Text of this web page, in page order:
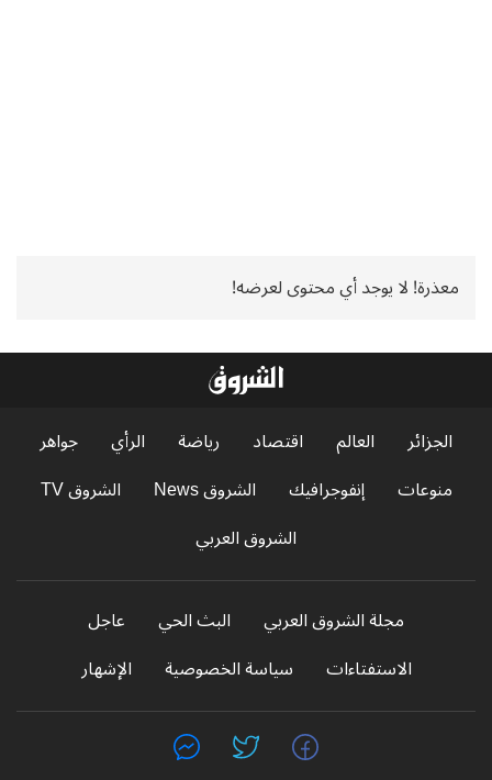
معذرة! لا يوجد أي محتوى لعرضه!
الجزائر العالم اقتصاد رياضة الرأي
جواهر
منوعات
إنفوجرافيك الشروق News
الشروق TV
الشروق العربي
مجلة الشروق العربي البث الحي
عاجل
الاستفتاءات
سياسة الخصوصية الإشهار